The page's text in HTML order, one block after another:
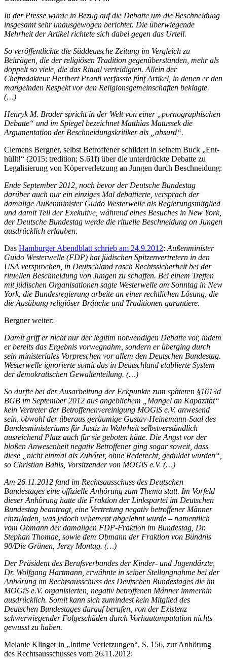
In der Presse wurde in Bezug auf die Debatte um die Beschneidung
insgesamt sehr unausgewogen berichtet. Die überwiegende
Mehrheit der Artikel richtete sich dabei gegen das Urteil.
So veröffentlichte die Süddeutsche Zeitung im Vergleich zu
Beiträgen, die der religiösen Tradition gegenüberstanden, mehr als
doppelt so viele, die das Ritual verteidigten. Allein der
Chefredakteur Heribert Prantl verfasste fünf Artikel, in denen er den
mangelnden Respekt vor den Religionsgemeinschaften beklagte.
(…)
Henryk M. Broder spricht in der Welt von einer „pornographischen
Debatte“ und im Spiegel bezeichnet Matthias Matussek die
Argumentation der Beschneidungskritiker als „absurd“.
Clemens Bergner, selbst Betroffener schildert in seinem Buck „Ent-
hüllt!“ (2015; tredition; S.61f) über die unterdrückte Debatte zu
Legalisierung von Köperverletzung an Jungen durch Beschneidung:
Ende September 2012, noch bevor der Deutsche Bundestag
darüber auch nur ein einziges Mal debattierte, versprach der
damalige Außenminister Guido Westerwelle als Regierungsmitglied
und damit Teil der Exekutive, während eines Besuches in New York,
der Deutsche Bundestag werde die rituelle Beschneidung on Jungen
ausdrücklich erlauben.
Das Hamburger Abendblatt schrieb am 24.9.2012: Außenminister
Guido Westerwelle (FDP) hat jüdischen Spitzenvertretern in den
USA versprochen, in Deutschland rasch Rechtssicherheit bei der
rituellen Beschneidung von Jungen zu schaffen. Bei einem Treffen
mit jüdischen Organisationen sagte Westerwelle am Sonntag in New
York, die Bundesregierung arbeite an einer rechtlichen Lösung, die
die Ausübung religiöser Bräuche und Traditionen garantiere.
Bergner weiter:
Damit griff er nicht nur der legitim notwendigen Debatte vor, indem
er bereits das Ergebnis vorwegnahm, sondern er überging durch
sein ministeriales Vorpreschen vor allem den Deutschen Bundestag.
Westerwelle ignorierte somit das in Deutschland etablierte System
der demokratischen Gewaltenteilung. (…)
So durfte bei der Ausarbeitung der Eckpunkte zum späteren §1613d
BGB im September 2012 aus angeblichem „Mangel an Kapazität“
kein Vertreter der Betroffenenvereinigung MOGiS e.V. anwesend
sein, obwohl der überaus geräumige Gustav-Heinemann-Saal des
Bundesministeriums für Justiz in Wahrheit selbstverständlich
ausreichend Platz auch für sie geboten hätte. Die Angst vor der
bloßen Anwesenheit negativ Betroffener ging sogar soweit, dass
diese „nicht einmal als Zuhörer, ohne Rederecht, geduldet wurden“,
so Christian Bahls, Vorsitzender von MOGiS e.V. (…)
Am 26.11.2012 fand im Rechtsausschuss des Deutschen
Bundestages eine offizielle Anhörung zum Thema statt. Im Vorfeld
dieser Anhörung hatte die Fraktion der Linkspartei im Deutschen
Bundestag beantragt, eine Vertretung negativ betroffener Männer
einzuladen, was jedoch vehement abgelehnt wurde – namentlich
vom Obmann der damaligen FDP-Fraktion im Bundestag, Dr.
Stephan Thomae, sowie dem Obmann der Fraktion von Bündnis
90/Die Grünen, Jerzy Montag. (…)
Der Präsident des Berufsverbandes der Kinder- und Jugendärzte,
Dr. Wolfgang Hartmann, erwähnte in seiner Stellungnahme bei der
Anhörung im Rechtsausschuss des Deutschen Bundestages die im
MOGiS e.V. organisierten, negativ betroffenen Männer immerhin
ausdrücklich. Somit kann sich zumindest kein Mitglied des
Deutschen Bundestages darauf berufen, von der Existenz
schwerwiegender Folgeschäden durch Vorhautamputation nichts
gewusst zu haben.
Melanie Klinger in „Intime Verletzungen“, S. 156, zur Anhörung
des Rechtsausschusses vom 26.11.2012: